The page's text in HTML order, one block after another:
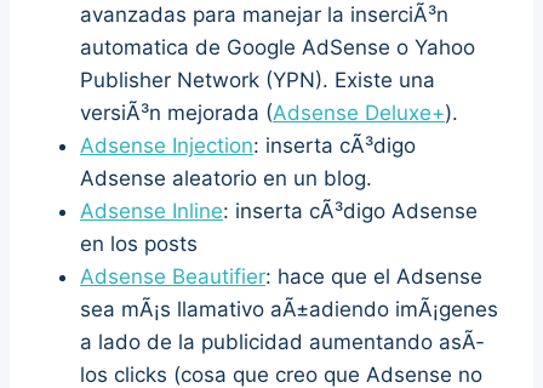
avanzadas para manejar la inserciÃ³n
automatica de Google AdSense o Yahoo
Publisher Network (YPN). Existe una
versiÃ³n mejorada (Adsense Deluxe+).
Adsense Injection: inserta cÃ³digo
Adsense aleatorio en un blog.
Adsense Inline: inserta cÃ³digo Adsense
en los posts
Adsense Beautifier: hace que el Adsense
sea mÃ¡s llamativo aÃ±adiendo imÃ¡genes
a lado de la publicidad aumentando asÃ­
los clicks (cosa que creo que Adsense no